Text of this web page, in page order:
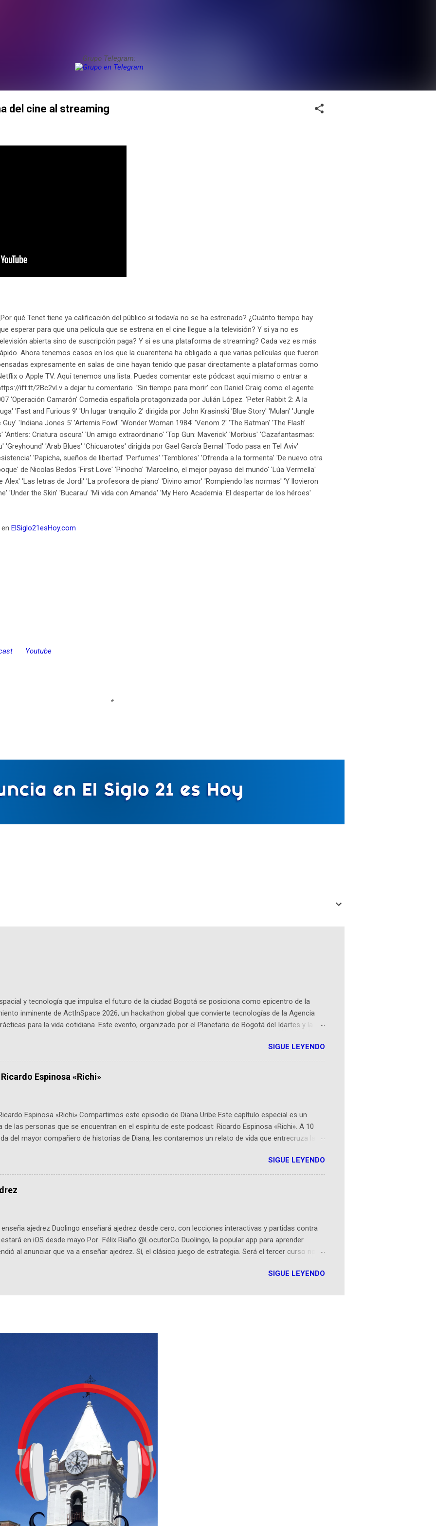
Grupo Telegram:
del cine al streaming
qué Tenet tiene ya calificación del público si todavía no se ha estrenado? ¿Cuánto tiempo hay
esperar para que una película que se estrena en el cine llegue a la televisión? Y si ya no es
abierta sino de suscripción paga? Y si es una plataforma de streaming? Cada vez es más
Ahora tenemos casos en los que la cuarentena ha obligado a que varias películas que fueron
expresamente en salas de cine hayan tenido que pasar directamente a plataformas como
o Apple TV. Aquí tenemos una lista. Puedes comentar este pódcast aquí mismo o entrar a
ift.tt/2Bc2vLv a dejar tu comentario. 'Sin tiempo para morir' con Daniel Craig como el agente
'Operación Camarón' Comedia española protagonizada por Julián López. 'Peter Rabbit 2: A la
'Fast and Furious 9' 'Un lugar tranquilo 2' dirigida por John Krasinski 'Blue Story' 'Mulan' 'Jungle
'Indiana Jones 5' 'Artemis Fowl' 'Wonder Woman 1984' 'Venom 2' 'The Batman' 'The Flash'
Criatura oscura' 'Un amigo extraordinario' 'Top Gun: Maverick' 'Morbius' 'Cazafantasmas:
'Greyhound' 'Arab Blues' 'Chicuarotes' dirigida por Gael García Bernal 'Todo pasa en Tel Aviv'
'Papicha, sueños de libertad' 'Perfumes' 'Temblores' 'Ofrenda a la tormenta' 'De nuevo otra
de Nicolas Bedos 'First Love' 'Pinocho' 'Marcelino, el mejor payaso del mundo' 'Lúa Vermella'
Alex' 'Las letras de Jordi' 'La profesora de piano' 'Divino amor' 'Rompiendo las normas' 'Y llovieron
'Under the Skin' 'Bucarau' 'Mi vida con Amanda' 'My Hero Academia: El despertar de los héroes'
ElSiglo21esHoy.com
Youtube
y tecnología que impulsa el futuro de la ciudad Bogotá se posiciona como epicentro de la
inminente de ActInSpace 2026, un hackathon global que convierte tecnologías de la Agencia
para la vida cotidiana. Este evento, organizado por el Planetario de Bogotá del Idartes y la
es ActInSpace y por qué importa en Bogotá ActInSpace es una competencia mundial que opera en
tienen 24 horas para idear startups basadas en tecnologías espaciales como satélites y
con un evento gratuito el 30 de enero a las 10:00 a. m. en el Planetario (calle 26B #5-93), in...
SIGUE LEYENDO
Espinosa «Richi»
Espinosa «Richi» Compartimos este episodio de Diana Uribe Este capítulo especial es un
de las personas que se encuentran en el espíritu de este podcast: Ricardo Espinosa «Richi». A 10
del mayor compañero de historias de Diana, les contaremos un relato de vida que entrecruza la
viene "la fuerza poderosa", del relato viviente que encarna una joven librera de Barichara y de
un personaje de gabán y sombrero que parecía sacado directamente de una novela de espías
-La colección Ricardo Espinosa: los cómics, las novelas y los libros reunidos por Richi hoy se
en la Biblioteca Luis Ángel Arango ¡Síguenos en nuestras Redes Sociales! Facebook:
SIGUE LEYENDO
ajedrez Duolingo enseñará ajedrez desde cero, con lecciones interactivas y partidas contra
en iOS desde mayo Por Félix Riaño @LocutorCo Duolingo, la popular app para aprender
al anunciar que va a enseñar ajedrez. Sí, el clásico juego de estrategia. Será el tercer curso no
primero en inglés. Los usuarios aprenderán desde lo más básico, como mover un alfil, hasta jugar
y ayudas visuales. ¿Será posible que una app que antes nos enseñó francés, ahora nos
SIGUE LEYENDO